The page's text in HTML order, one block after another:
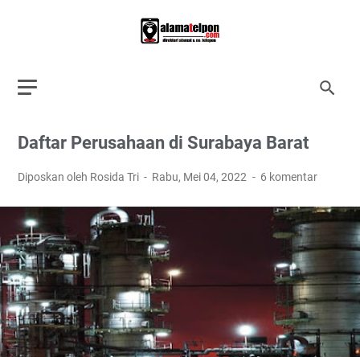
Daftar Perusahaan di Surabaya Barat
Diposkan oleh Rosida Tri Rabu, Mei 04, 2022 6 komentar